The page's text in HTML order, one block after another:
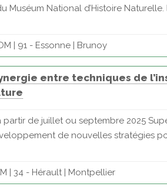
National d’Histoire Naturelle.
| 91 - Essonne | Brunoy
entre techniques de
de juillet ou septembre 2025
de nouvelles stratégies
| 34 - Hérault | Montpellier